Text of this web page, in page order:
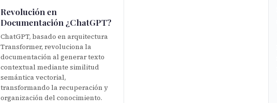
Revolución en
Documentación ¿ChatGPT?
ChatGPT, basado en arquitectura
Transformer, revoluciona la
documentación al generar texto
contextual mediante similitud
semántica vectorial,
transformando la recuperación y
organización del conocimiento.